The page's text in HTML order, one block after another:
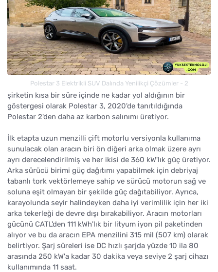
Polestar 3 Elektrikli SUV Dalında Yenilikçi Çözümler - 2
şirketin kısa bir süre içinde ne kadar yol aldığının bir
göstergesi olarak Polestar 3, 2020'de tanıtıldığında
Polestar 2'den daha az karbon salınımı üretiyor.
İlk etapta uzun menzilli çift motorlu versiyonla kullanıma
sunulacak olan aracın biri ön diğeri arka olmak üzere ayrı
ayrı derecelendirilmiş ve her ikisi de 360 kW'lık güç üretiyor.
Arka sürücü birimi güç dağıtımı yapabilmek için debriyaj
tabanlı tork vektörlemeye sahip ve sürücü motorun sağ ve
soluna eşit olmayan bir şekilde güç dağıtabiliyor. Ayrıca,
karayolunda seyir halindeyken daha iyi verimlilik için her iki
arka tekerleği de devre dışı bırakabiliyor. Aracın motorları
gücünü CATL'den 111 kWh'lık bir lityum iyon pil paketinden
alıyor ve bu da aracın EPA menzilini 315 mil (507 km) olarak
belirtiyor. Şarj süreleri ise DC hızlı şarjda yüzde 10 ila 80
arasında 250 kW'a kadar 30 dakika veya seviye 2 şarj cihazı
kullanımında 11 saat.